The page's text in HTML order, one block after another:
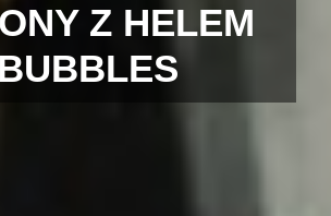
Z HELEM
BUBBLES